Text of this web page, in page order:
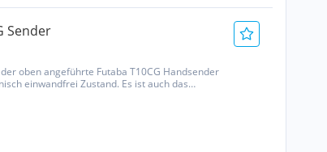
Sender
oben angeführte Futaba T10CG Handsender
einwandfrei Zustand. Es ist auch das